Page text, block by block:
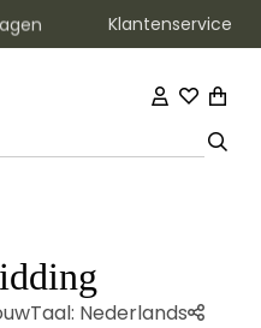
Klantenservice
Taal: Nederlands